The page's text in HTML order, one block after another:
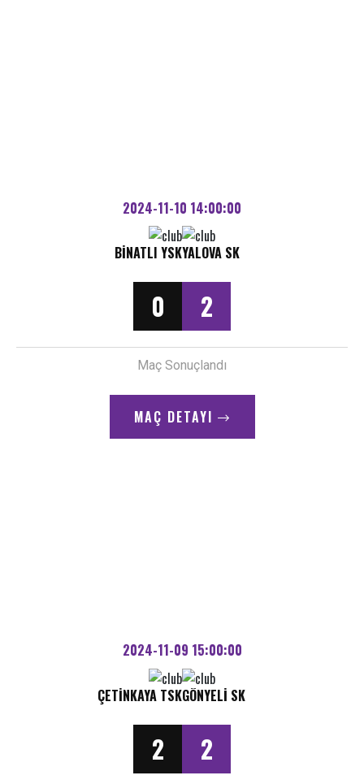
2024-11-10 14:00:00
BINATLI YSK
0 2
YALOVA SK
Maç Sonuçlandı
MAÇ DETAYI
2024-11-09 15:00:00
ÇETINKAYA TSK
2 2
GÖNYELI SK